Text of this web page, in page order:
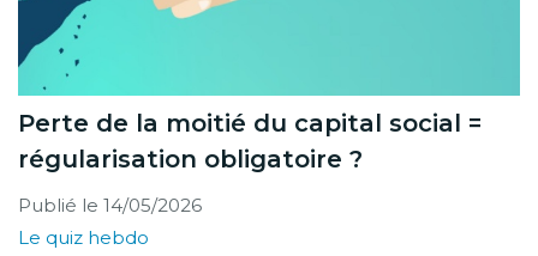
Perte de la moitié du capital social =
régularisation obligatoire ?
Publié le 14/05/2026
Le quiz hebdo